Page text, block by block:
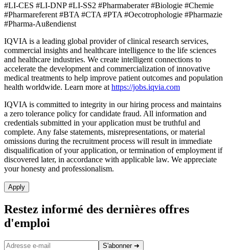
#LI-CES #LI-DNP #LI-SS2 #Pharmaberater #Biologie #Chemie
#Pharmareferent #BTA #CTA #PTA #Oecotrophologie #Pharmazie
#Pharma-Außendienst
IQVIA is a leading global provider of clinical research services,
commercial insights and healthcare intelligence to the life sciences
and healthcare industries. We create intelligent connections to
accelerate the development and commercialization of innovative
medical treatments to help improve patient outcomes and population
health worldwide. Learn more at https://jobs.iqvia.com
IQVIA is committed to integrity in our hiring process and maintains
a zero tolerance policy for candidate fraud. All information and
credentials submitted in your application must be truthful and
complete. Any false statements, misrepresentations, or material
omissions during the recruitment process will result in immediate
disqualification of your application, or termination of employment if
discovered later, in accordance with applicable law. We appreciate
your honesty and professionalism.
Apply
Restez informé des dernières offres
d'emploi
S'abonner ➜